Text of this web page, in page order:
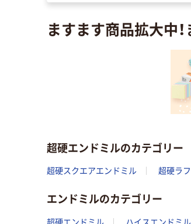
ますます商品拡大中
超硬エンドミルのカテゴリー
超硬スクエアエンドミル 超硬ラ
エンドミルのカテゴリー